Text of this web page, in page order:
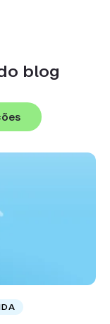
blog